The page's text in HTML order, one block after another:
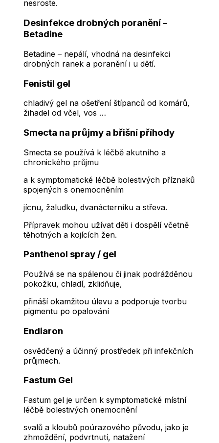
nesroste.
Desinfekce drobných poranění –
Betadine
Betadine – nepálí, vhodná na desinfekci
drobných ranek a poranění i u dětí.
Fenistil gel
chladivý gel na ošetření štípanců od komárů,
žihadel od včel, vos …
Smecta na průjmy a břišní příhody
Smecta se používá k léčbě akutního a
chronického průjmu
a k symptomatické léčbě bolestivých příznaků
spojených s onemocněním
jícnu, žaludku, dvanácterníku a střeva.
Přípravek mohou užívat děti i dospělí včetně
těhotných a kojících žen.
Panthenol spray / gel
Používá se na spálenou či jinak podrážděnou
pokožku, chladí, zklidňuje,
přináší okamžitou úlevu a podporuje tvorbu
pigmentu po opalování
Endiaron
osvědčený a účinný prostředek při infekčních
průjmech.
Fastum Gel
Fastum gel je určen k symptomatické místní
léčbě bolestivých onemocnění
svalů a kloubů poúrazového původu, jako je
zhmoždění, podvrtnutí, natažení